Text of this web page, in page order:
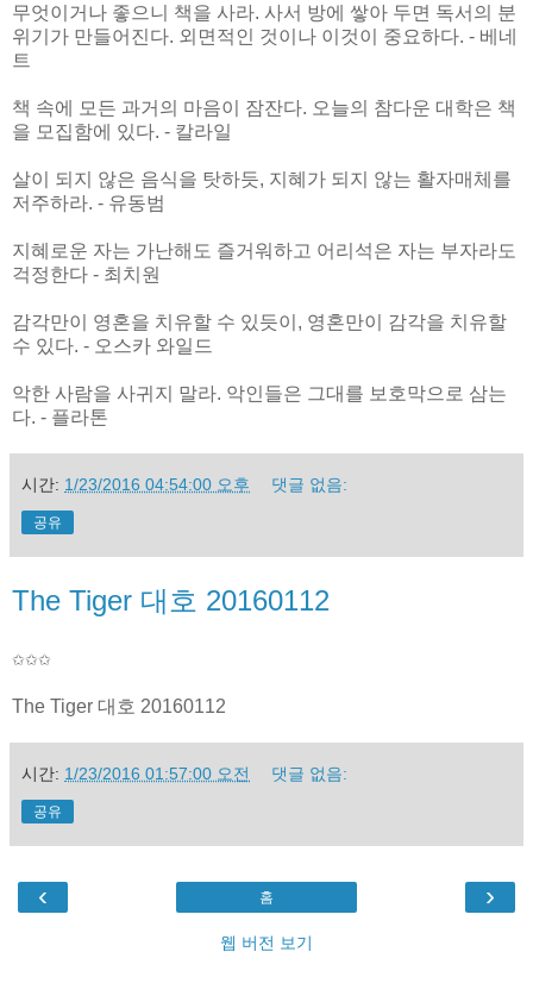
무엇이거나 좋으니 책을 사라. 사서 방에 쌓아 두면 독서의 분
위기가 만들어진다. 외면적인 것이나 이것이 중요하다. - 베네
트
책 속에 모든 과거의 마음이 잠잔다. 오늘의 참다운 대학은 책
을 모집함에 있다. - 칼라일
살이 되지 않은 음식을 탓하듯, 지혜가 되지 않는 활자매체를
저주하라. - 유동범
지혜로운 자는 가난해도 즐거워하고 어리석은 자는 부자라도
걱정한다 - 최치원
감각만이 영혼을 치유할 수 있듯이, 영혼만이 감각을 치유할
수 있다. - 오스카 와일드
악한 사람을 사귀지 말라. 악인들은 그대를 보호막으로 삼는
다. - 플라톤
시간: 1/23/2016 04:54:00 오후 댓글 없음:
공유
The Tiger 대호 20160112
✩✩✩
The Tiger 대호 20160112
시간: 1/23/2016 01:57:00 오전 댓글 없음:
공유
‹ ›
홈
웹 버전 보기